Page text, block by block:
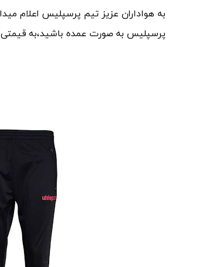
به هواداران عزیز تیم پرسپلیس اعلام
پرسپلیس به صورت عمده باشید،به قیمتی